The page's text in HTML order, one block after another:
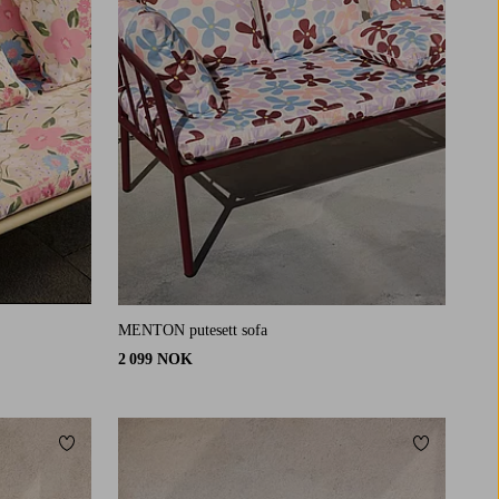
MENTON putesett sofa
2 099 NOK
Legg til favoritter Legg til